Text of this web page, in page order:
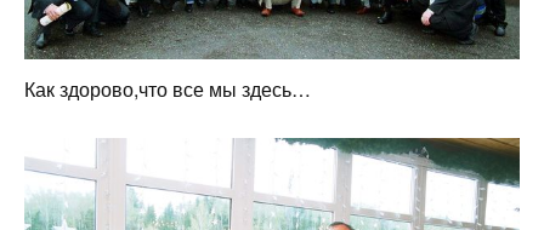
Как здорово,что все мы здесь…